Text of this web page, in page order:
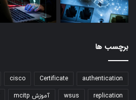
برچسب ها
authentication
Certificate
cisco
replication
wsus آموزش mcitp